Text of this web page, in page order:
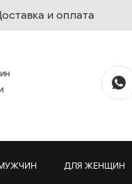
и оплата
ДЛЯ ЖЕНЩИН